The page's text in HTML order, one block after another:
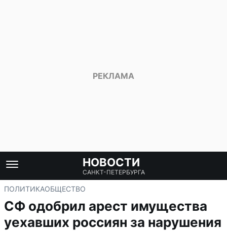
НОВОСТИ
САНКТ-ПЕТЕРБУРГА
ПОЛИТИКАОБЩЕСТВО
СФ одобрил арест имущества
уехавших россиян за нарушения